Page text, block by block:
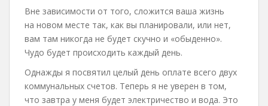
Вне зависимости от того, сложится ваша жизнь
на новом месте так, как вы планировали, или нет,
вам там никогда не будет скучно и «обыденно».
Чудо будет происходить каждый день.
Однажды я посвятил целый день оплате всего двух
коммунальных счетов. Теперь я не уверен в том,
что завтра у меня будет электричество и вода. Это